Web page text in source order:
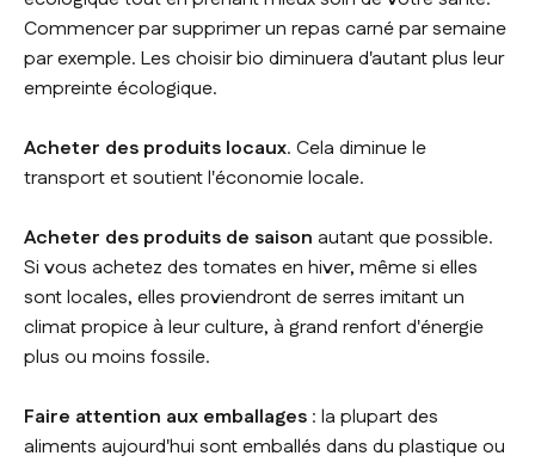
Commencer par supprimer un repas carné par semaine
par exemple. Les choisir bio diminuera d'autant plus leur
empreinte écologique.
Acheter des produits locaux. Cela diminue le
transport et soutient l'économie locale.
Acheter des produits de saison autant que possible.
Si vous achetez des tomates en hiver, même si elles
sont locales, elles proviendront de serres imitant un
climat propice à leur culture, à grand renfort d'énergie
plus ou moins fossile.
Faire attention aux emballages : la plupart des
aliments aujourd'hui sont emballés dans du plastique ou